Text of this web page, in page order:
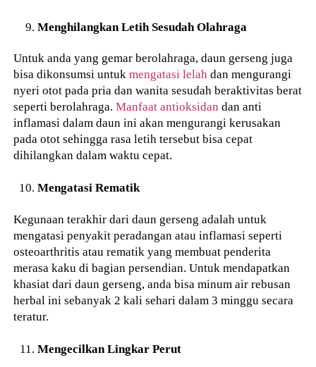
Menghilangkan Letih Sesudah Olahraga
Untuk anda yang gemar berolahraga, daun gerseng juga
bisa dikonsumsi untukmengatasi lelah dan mengurangi
nyeri otot pada pria dan wanita sesudah beraktivitas berat
seperti berolahraga.Manfaat antioksidan dan anti
inflamasi dalam daun ini akan mengurangi kerusakan
pada otot sehingga rasa letih tersebut bisa cepat
dihilangkan dalam waktu cepat.
Mengatasi Rematik
Kegunaan terakhir dari daun gerseng adalah untuk
mengatasi penyakit peradangan atau inflamasi seperti
osteoarthritis atau rematik yang membuat penderita
merasa kaku di bagian persendian. Untuk mendapatkan
khasiat dari daun gerseng, anda bisa minum air rebusan
herbal ini sebanyak 2 kali sehari dalam 3 minggu secara
teratur.
Mengecilkan Lingkar Perut